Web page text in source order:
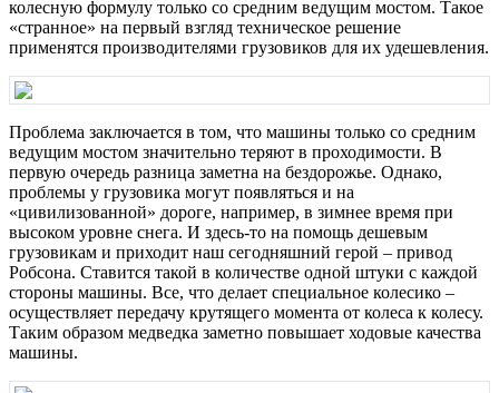
колесную формулу только со средним ведущим мостом. Такое
«странное» на первый взгляд техническое решение
применятся производителями грузовиков для их удешевления.
Проблема заключается в том, что машины только со средним
ведущим мостом значительно теряют в проходимости. В
первую очередь разница заметна на бездорожье. Однако,
проблемы у грузовика могут появляться и на
«цивилизованной» дороге, например, в зимнее время при
высоком уровне снега. И здесь-то на помощь дешевым
грузовикам и приходит наш сегодняшний герой – привод
Робсона. Ставится такой в количестве одной штуки с каждой
стороны машины. Все, что делает специальное колесико –
осуществляет передачу крутящего момента от колеса к колесу.
Таким образом медведка заметно повышает ходовые качества
машины.